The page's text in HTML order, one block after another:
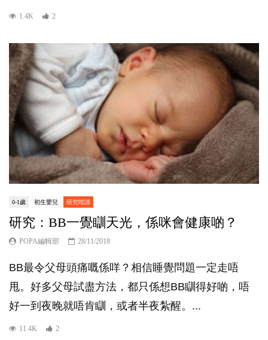
1.4K 2
0-1歲 初生嬰兒 研究咁講
研究：BB一覺瞓天光，係咪會健康啲？
POPA編輯部 28/11/2018
BB最令父母頭痛嘅係咩？相信睡覺問題一定走唔
甩。好多父母試盡方法，都只係想BB瞓得好啲，唔
好一到夜晚就唔肯瞓，或者半夜紮醒。...
11.4K 2